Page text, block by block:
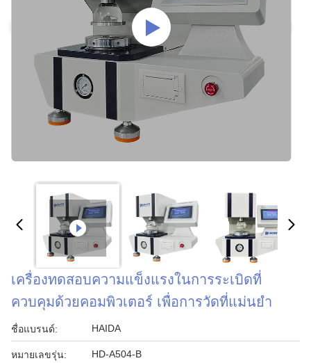
เครื่องทดสอบความแข็งแรงในการระเบิดที่
ควบคุมด้วยคอมพิวเตอร์ เพื่อการวัดที่แม่นยํา
ชื่อแบรนด์: HAIDA
หมายเลขรุ่น: HD-A504-B